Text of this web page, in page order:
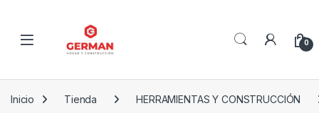
0
Inicio Tienda HERRAMIENTAS Y CONSTRUCCIÓN